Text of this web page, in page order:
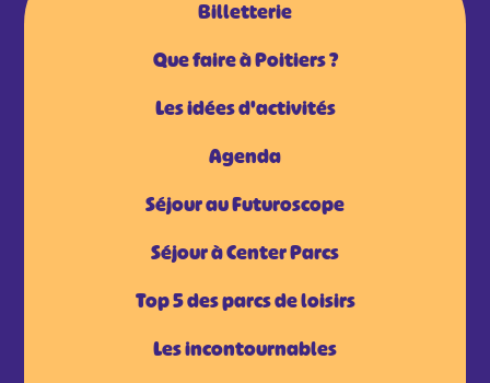
Billetterie
Que faire à Poitiers ?
Les idées d'activités
Agenda
Séjour au Futuroscope
Séjour à Center Parcs
Top 5 des parcs de loisirs
Les incontournables